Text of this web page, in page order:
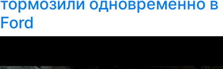
Ford